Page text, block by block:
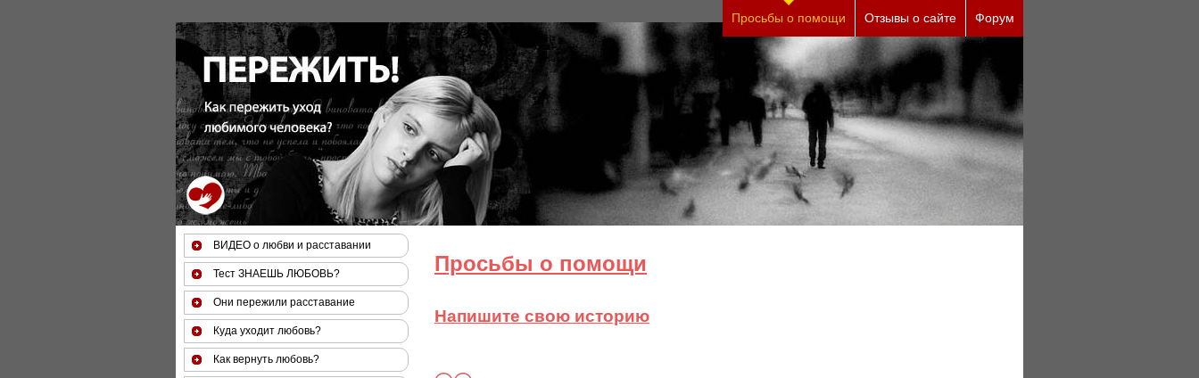
Просьбы о помощи Отзывы о сайте Форум
Просьбы о помощи
Напишите свою историю
ВИДЕО о любви и расставании
Тест ЗНАЕШЬ ЛЮБОВЬ?
Они пережили расставание
Куда уходит любовь?
Как вернуть любовь?